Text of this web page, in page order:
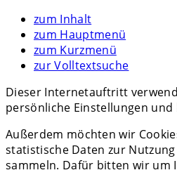
zum Inhalt
zum Hauptmenü
zum Kurzmenü
zur Volltextsuche
Dieser Internetauftritt
persönliche Einstellungen
Außerdem möchten wir
statistische Daten zur
sammeln. Dafür bitten wir um